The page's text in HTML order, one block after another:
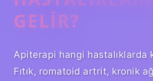
GELIR?
Apiterapi hangi hastalıklarda
Fıtık, romatoid artrit, kronik